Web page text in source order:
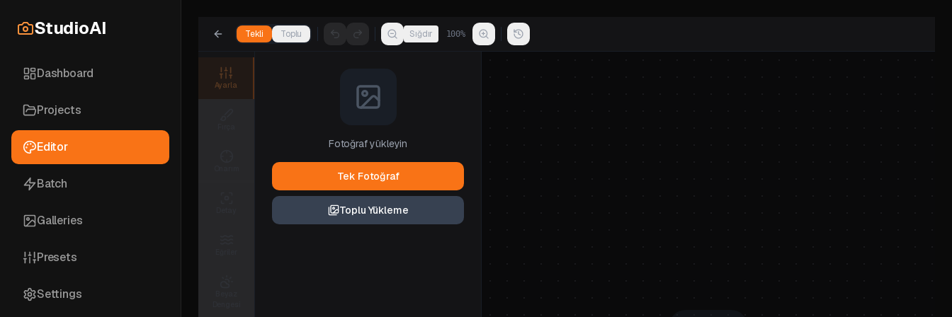
StudioAI
Dashboard
Projects
Editor
Batch
Galleries
Presets
Settings
Tekli Toplu Sığdır 100%
Ayarla
Fotoğraf yükleyin
Tek Fotoğraf
Toplu Yükleme